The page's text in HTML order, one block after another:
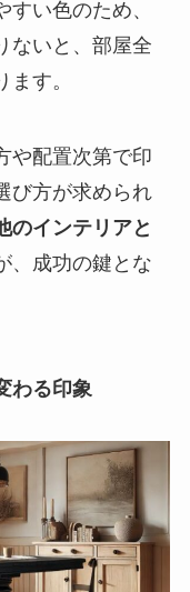
い色のため、
ないと、部屋全
す。
や配置次第で印
び方が求められ
のインテリアと
、成功の鍵とな
わる印象